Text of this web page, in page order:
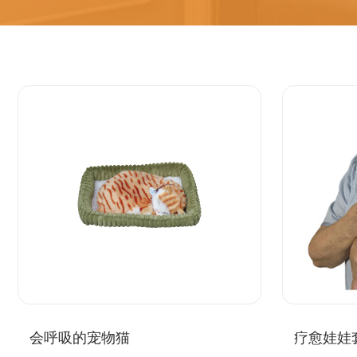
会呼吸的宠物猫 疗愈娃娃